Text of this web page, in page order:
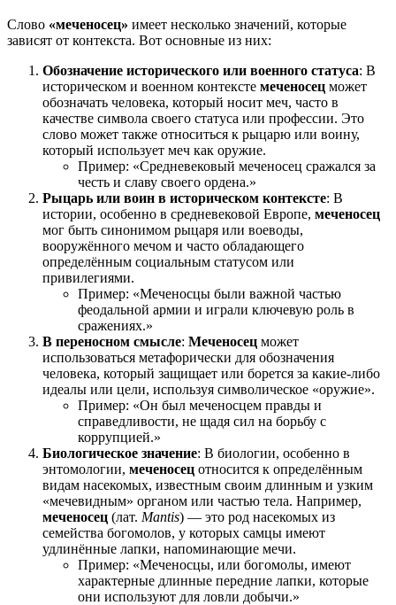
Слово «меченосец» имеет несколько значений, которые
зависят от контекста. Вот основные из них:
Обозначение исторического или военного статуса: В
историческом и военном контексте меченосец может
обозначать человека, который носит меч, часто в
качестве символа своего статуса или профессии. Это
слово может также относиться к рыцарю или воину,
который использует меч как оружие.
Пример: «Средневековый меченосец сражался за
честь и славу своего ордена.»
Рыцарь или воин в историческом контексте: В
истории, особенно в средневековой Европе, меченосец
мог быть синонимом рыцаря или воеводы,
вооружённого мечом и часто обладающего
определённым социальным статусом или
привилегиями.
Пример: «Меченосцы были важной частью
феодальной армии и играли ключевую роль в
сражениях.»
В переносном смысле: Меченосец может
использоваться метафорически для обозначения
человека, который защищает или борется за какие-либо
идеалы или цели, используя символическое «оружие».
Пример: «Он был меченосцем правды и
справедливости, не щадя сил на борьбу с
коррупцией.»
Биологическое значение: В биологии, особенно в
энтомологии, меченосец относится к определённым
видам насекомых, известным своим длинным и узким
«мечевидным» органом или частью тела. Например,
меченосец (лат. Mantis) — это род насекомых из
семейства богомолов, у которых самцы имеют
удлинённые лапки, напоминающие мечи.
Пример: «Меченосцы, или богомолы, имеют
характерные длинные передние лапки, которые
они используют для ловли добычи.»